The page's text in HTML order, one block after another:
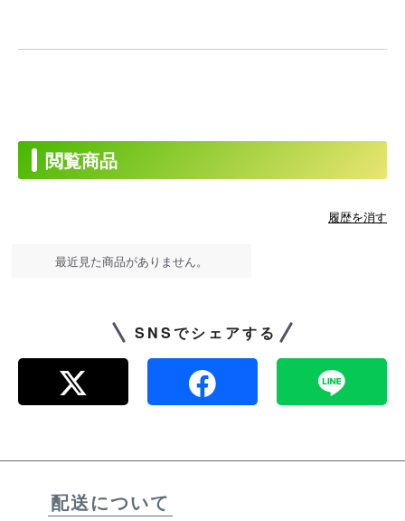
閲覧商品
履歴を消す
最近見た商品がありません。
SNSでシェアする
配送について